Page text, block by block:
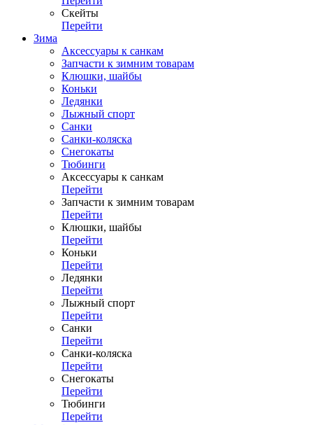
Скейты
Перейти
Зима
Аксессуары к санкам
Запчасти к зимним товарам
Клюшки, шайбы
Коньки
Ледянки
Лыжный спорт
Санки
Санки-коляска
Снегокаты
Тюбинги
Аксессуары к санкам
Перейти
Запчасти к зимним товарам
Перейти
Клюшки, шайбы
Перейти
Коньки
Перейти
Ледянки
Перейти
Лыжный спорт
Перейти
Санки
Перейти
Санки-коляска
Перейти
Снегокаты
Перейти
Тюбинги
Перейти